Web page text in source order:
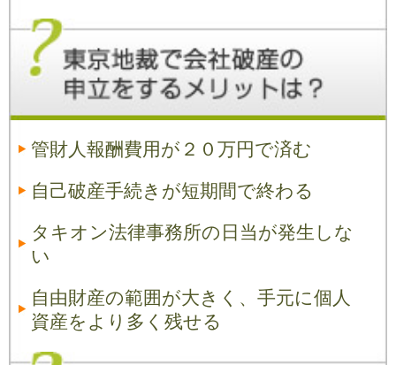
管財人報酬費用が２０万円で済む
自己破産手続きが短期間で終わる
タキオン法律事務所の日当が発生しな
い
自由財産の範囲が大きく、手元に個人
資産をより多く残せる